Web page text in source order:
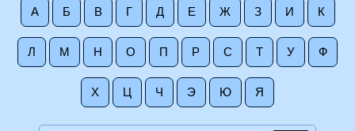
А Б В Г Д Е Ж З И К
Л М Н О П Р С Т У Ф
Х Ц Ч Э Ю Я